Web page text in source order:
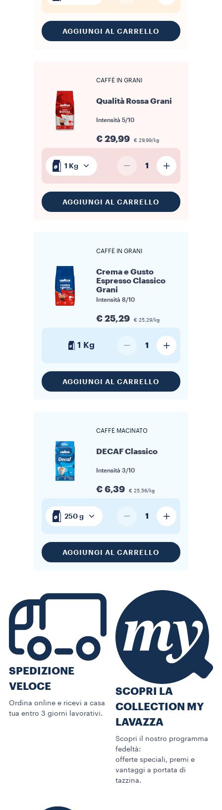
AGGIUNGI AL CARRELLO
CAFFÈ IN GRANI
Qualità Rossa Grani
Intensità 5/10
€ 29,99 € 29,99/kg
1 Kg 1
AGGIUNGI AL CARRELLO
CAFFÈ IN GRANI
Crema e Gusto
Espresso Classico
Grani
Intensità 8/10
€ 25,29 € 25,29/kg
1 Kg 1
AGGIUNGI AL CARRELLO
CAFFÈ MACINATO
DECAF Classico
Intensità 3/10
€ 6,39 € 25,56/kg
250 g 1
AGGIUNGI AL CARRELLO
SPEDIZIONE
VELOCE
Ordina online e ricevi a casa
tua entro 3 giorni lavorativi.
SCOPRI LA
COLLECTION MY
LAVAZZA
Scopri il nostro programma
fedeltà:
offerte speciali, premi e
vantaggi a portata di
tazzina.